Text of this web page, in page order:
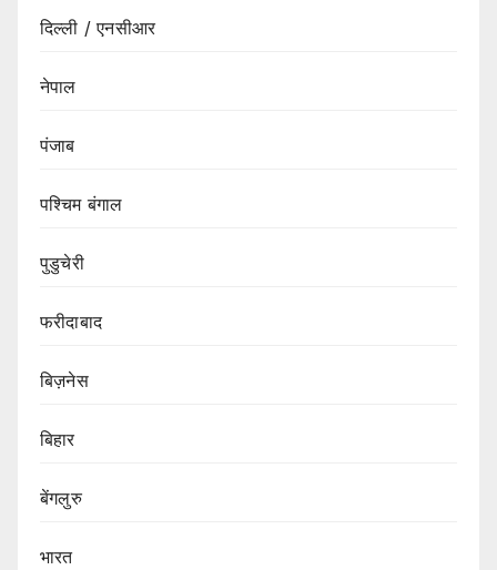
दिल्ली / एनसीआर
नेपाल
पंजाब
पश्चिम बंगाल
पुडुचेरी
फरीदाबाद
बिज़नेस
बिहार
बेंगलुरु
भारत